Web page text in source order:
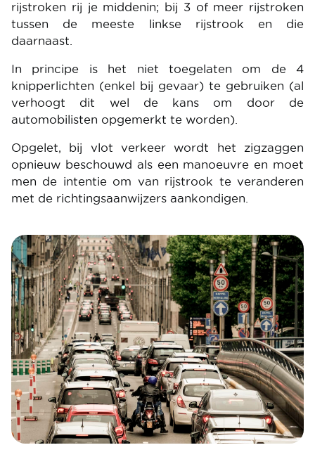
rijstroken rij je middenin; bij 3 of meer rijstroken
tussen de meeste linkse rijstrook en die
daarnaast.
In principe is het niet toegelaten om de 4
knipperlichten (enkel bij gevaar) te gebruiken (al
verhoogt dit wel de kans om door de
automobilisten opgemerkt te worden).
Opgelet, bij vlot verkeer wordt het zigzaggen
opnieuw beschouwd als een manoeuvre en moet
men de intentie om van rijstrook te veranderen
met de richtingsaanwijzers aankondigen.
Image